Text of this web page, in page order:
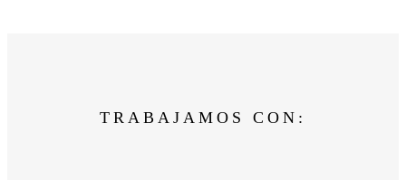
TRABAJAMOS CON: